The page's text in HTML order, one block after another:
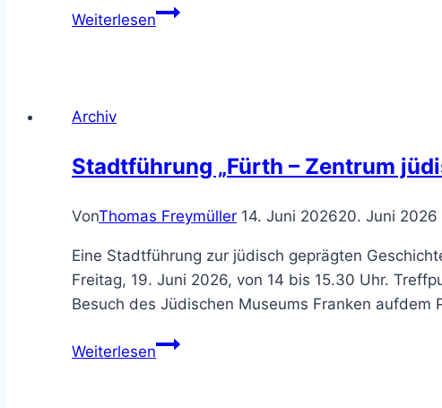
WeiterlesenGefechtsübung
Archiv
Stadtführung „Fürth – Zentrum
VonThomas Freymüller 14. Juni 202620. Juni 2026
Eine Stadtführung zur jüdisch geprägten
Freitag, 19. Juni 2026, von 14 bis 15.30 Uhr.
Besuch des Jüdischen Museums Franken
WeiterlesenStadtführung